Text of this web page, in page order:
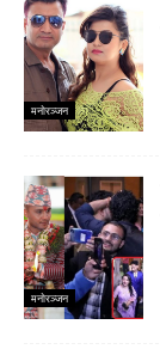
मनाेरञ्जन
मनाेरञ्जन